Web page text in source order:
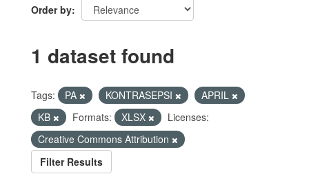
Order by
1 dataset found
Tags: PA KONTRASEPSI
APRIL
KB
Formats: XLSX
Licenses:
Creative Commons Attribution
Filter Results